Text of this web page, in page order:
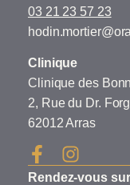
03 21 23 57 23
Clinique
Clinique des
2, Rue du Dr.
62012 Arras
Rendez-vous